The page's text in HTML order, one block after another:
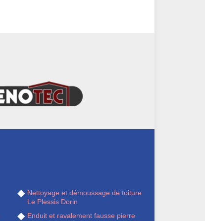
Nettoyage et démoussage de toiture
Le Plessis Dorin
Enduit et ravalement fausse pierre